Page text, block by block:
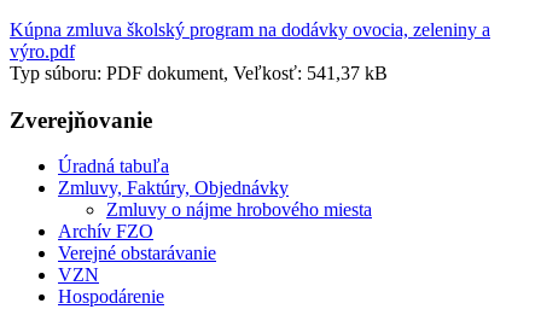
Kúpna zmluva školský program na dodávky ovocia, zeleniny a
výro.pdf
Typ súboru: PDF dokument, Veľkosť: 541,37 kB
Zverejňovanie
Úradná tabuľa
Zmluvy, Faktúry, Objednávky
Zmluvy o nájme hrobového miesta
Archív FZO
Verejné obstarávanie
VZN
Hospodárenie